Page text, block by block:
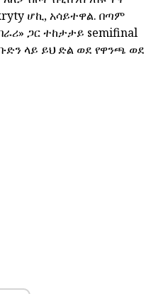
ሆኪ, አሳይተዋል. በጣም
ጋር ተከታታይ semifinal
ላይ ይህ ድል ወደ የዋንጫ ወደ